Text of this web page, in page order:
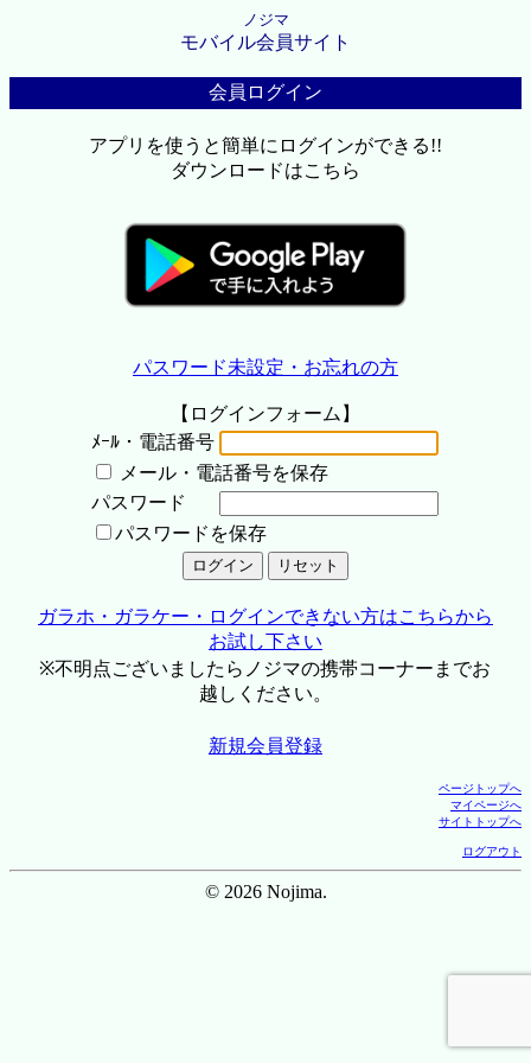
ノジマ
モバイル会員サイト
会員ログイン
アプリを使うと簡単にログインができる!!
ダウンロードはこちら
パスワード未設定・お忘れの方
【ログインフォーム】
ﾒｰﾙ・電話番号
メール・電話番号を保存
パスワード
パスワードを保存
ガラホ・ガラケー・ログインできない方はこちらから
お試し下さい
※不明点ございましたらノジマの携帯コーナーまでお
越しください。
新規会員登録
ページトップへ
マイページへ
サイトトップへ
ログアウト
© 2026 Nojima.